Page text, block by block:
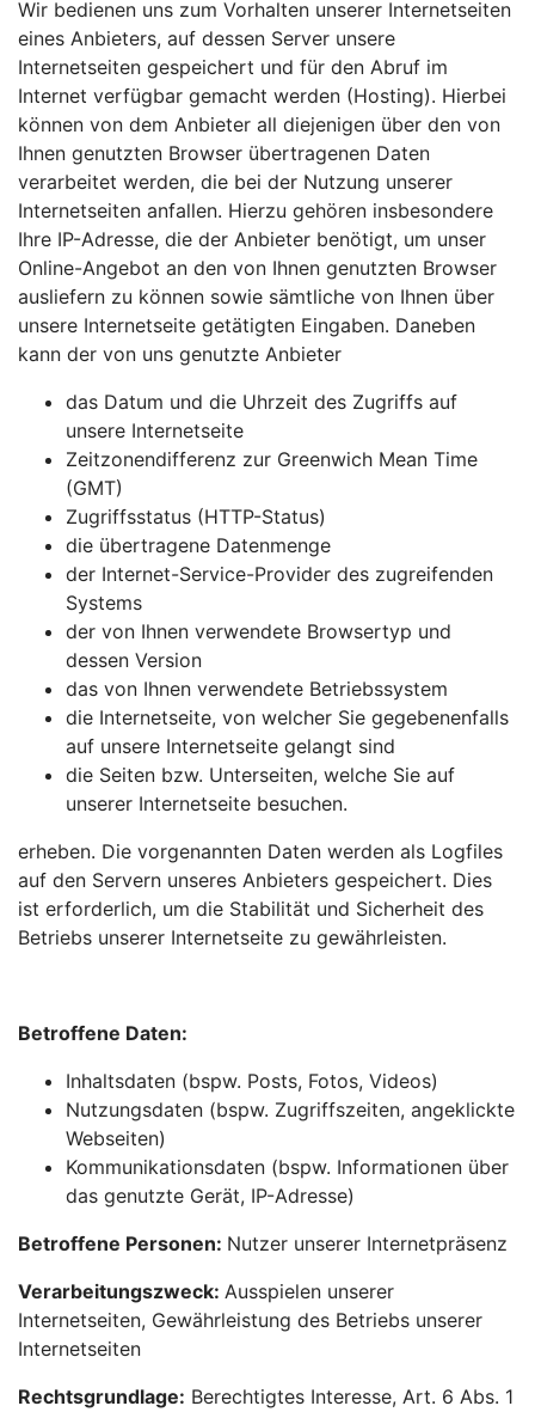
Wir bedienen uns zum Vorhalten unserer Internetseiten
eines Anbieters, auf dessen Server unsere
Internetseiten gespeichert und für den Abruf im
Internet verfügbar gemacht werden (Hosting). Hierbei
können von dem Anbieter all diejenigen über den von
Ihnen genutzten Browser übertragenen Daten
verarbeitet werden, die bei der Nutzung unserer
Internetseiten anfallen. Hierzu gehören insbesondere
Ihre IP-Adresse, die der Anbieter benötigt, um unser
Online-Angebot an den von Ihnen genutzten Browser
ausliefern zu können sowie sämtliche von Ihnen über
unsere Internetseite getätigten Eingaben. Daneben
kann der von uns genutzte Anbieter
das Datum und die Uhrzeit des Zugriffs auf
unsere Internetseite
Zeitzonendifferenz zur Greenwich Mean Time
(GMT)
Zugriffsstatus (HTTP-Status)
die übertragene Datenmenge
der Internet-Service-Provider des zugreifenden
Systems
der von Ihnen verwendete Browsertyp und
dessen Version
das von Ihnen verwendete Betriebssystem
die Internetseite, von welcher Sie gegebenenfalls
auf unsere Internetseite gelangt sind
die Seiten bzw. Unterseiten, welche Sie auf
unserer Internetseite besuchen.
erheben. Die vorgenannten Daten werden als Logfiles
auf den Servern unseres Anbieters gespeichert. Dies
ist erforderlich, um die Stabilität und Sicherheit des
Betriebs unserer Internetseite zu gewährleisten.
Betroffene Daten:
Inhaltsdaten (bspw. Posts, Fotos, Videos)
Nutzungsdaten (bspw. Zugriffszeiten, angeklickte
Webseiten)
Kommunikationsdaten (bspw. Informationen über
das genutzte Gerät, IP-Adresse)
Betroffene Personen: Nutzer unserer Internetpräsenz
Verarbeitungszweck: Ausspielen unserer
Internetseiten, Gewährleistung des Betriebs unserer
Internetseiten
Rechtsgrundlage: Berechtigtes Interesse, Art. 6 Abs. 1